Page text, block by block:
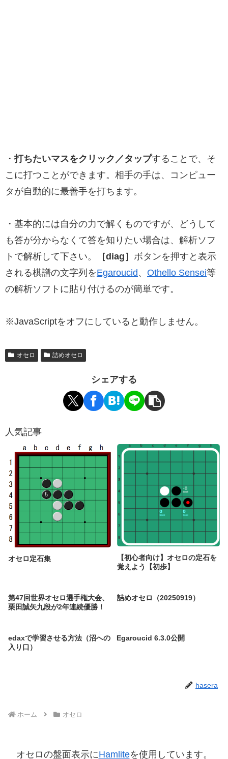
・打ちたいマスをクリック／タップすることで、そ
こに打つことができます。相手の手は、コンピュー
タが自動的に最善手を打ちます。
・基本的には自分の力で解くものですが、どうして
も答が分からなくて答を知りたい場合は、解析ソフ
トで解析して下さい。
［diag］ ボタンを押すと表示
される棋譜の文字列をEgaroucid、 Othello Sensei等
の解析ソフトに貼り付けるのが簡単です。
※JavaScriptをオフにしていると動作しません。
オセロ 詰めオセロ
シェアする
人気記事
オセロ定石集
【初心者向け】オセロの定石を
覚えよう【初歩】
第47回世界オセロ選手権大会、
栗田誠矢九段が2年連続優勝！
詰めオセロ（20250919）
edaxで学習させる方法（沼への
入り口）
Egaroucid 6.3.0公開
hasera
ホーム オセロ
オセロの盤面表示にHamliteを使用しています。